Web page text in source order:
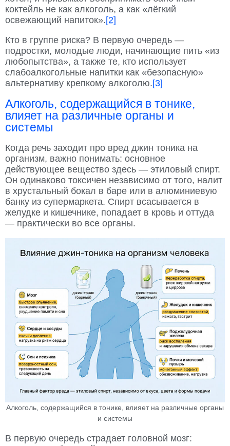
коктейль не как алкоголь, а как «лёгкий
освежающий напиток».[2]
Кто в группе риска? В первую очередь —
подростки, молодые люди, начинающие пить «из
любопытства», а также те, кто использует
слабоалкогольные напитки как «безопасную»
альтернативу крепкому алкоголю.[3]
Алкоголь, содержащийся в тонике,
влияет на различные органы и
системы
Когда речь заходит про вред джин тоника на
организм, важно понимать: основное
действующее вещество здесь — этиловый спирт.
Он одинаково токсичен независимо от того, налит
в хрустальный бокал в баре или в алюминиевую
банку из супермаркета. Спирт всасывается в
желудке и кишечнике, попадает в кровь и оттуда
— практически во все органы.
Алкоголь, содержащийся в тонике, влияет на различные органы
и системы
В первую очередь страдает головной мозг: